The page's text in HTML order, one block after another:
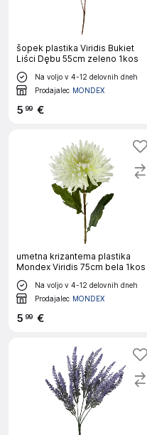
šopek plastika Viridis Bukiet
Liści Dębu 55cm zeleno 1kos
Na voljo v 4-12 delovnih dneh
Prodajalec MONDEX
5 99 €
umetna krizantema plastika
Mondex Viridis 75cm bela 1kos
Na voljo v 4-12 delovnih dneh
Prodajalec MONDEX
5 99 €